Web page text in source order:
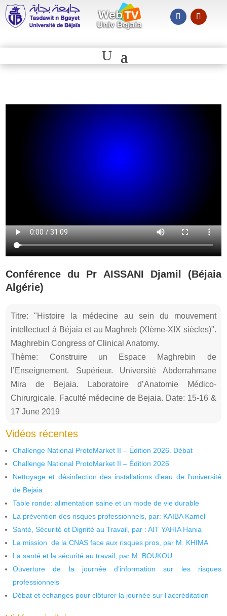
Conférence du Pr AISSANI Djamil (Béjaia
Algérie)
Titre: "Histoire la médecine au sein du mouvement
intellectuel à Béjaia et au Maghreb (XIème-XIX siècles)".
Maghrebin Congress of Clinical Anatomy.
Thème: Construire un Espace Maghrebin de
l’Enseignement. Supérieur. Université Abderrahmane
Mira de Bejaia. Laboratoire d’Anatomie Médico-
Chirurgicale. Faculté médecine de Bejaia. Date: 15-16 &
17 June 2019
Vidéos récentes
Challenge National ProtoMarket II – Édition 2026. Débat
Challenge National ProtoMarket II – Édition 2026
Nettoyage et désinfection des installations d’eau de l’université
de Bejaia
Table ronde: alimentation saine et un mode de vie durable
La prévention des risques professionnels, par: KAIBA Kamel
Santé, Sécurité et Dignité au Travail, par : AIT YAHIA Hania
La mission de la CNAS face aux risques pros, par M. KHIMA
La santé et la sécurité au travail, par M. BOUKOU
Ouverture de la journée d’information sur les risques
professionnels
Débat et échanges pour clôturer la journée sur l’accréditation